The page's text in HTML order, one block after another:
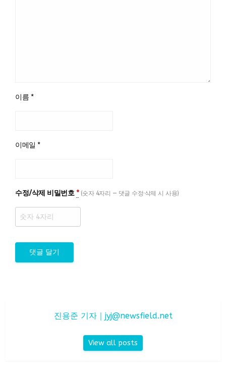
이름 *
이메일 *
수정/삭제 비밀번호 * (숫자 4자리 — 댓글 수정·삭제 시 사용)
진용준 기자｜ jyj@newsfield.net
View all posts